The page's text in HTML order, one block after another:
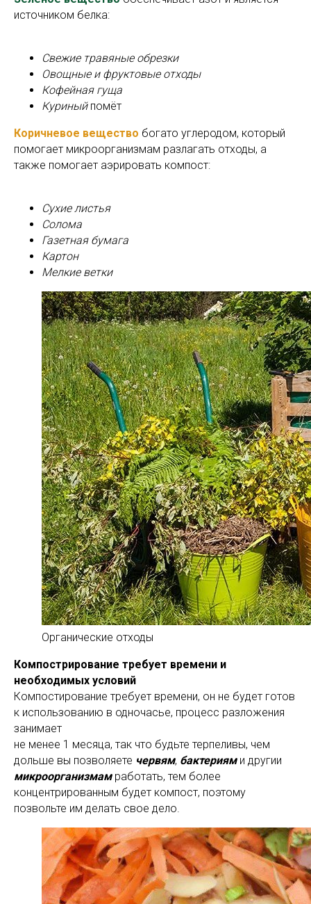
источником белка:
Свежие травяные обрезки
Овощные и фруктовые отходы
Кофейная гуща
Куриный помёт
Коричневое вещество богато углеродом, который
помогает микроорганизмам разлагать отходы, а
также помогает аэрировать компост:
Сухие листья
Солома
Газетная бумага
Картон
Мелкие ветки
Органические отходы
Компострирование требует времени и
необходимых условий
Компостирование требует времени, он не будет готов
к использованию в одночасье, процесс разложения
занимает
не менее 1 месяца, так что будьте терпеливы, чем
дольше вы позволяете червям, бактериями другии
микроорганизмамработать, тем более
концентрированным будет компост, поэтому
позвольте им делать свое дело.